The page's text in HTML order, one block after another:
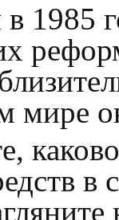
1985
мире